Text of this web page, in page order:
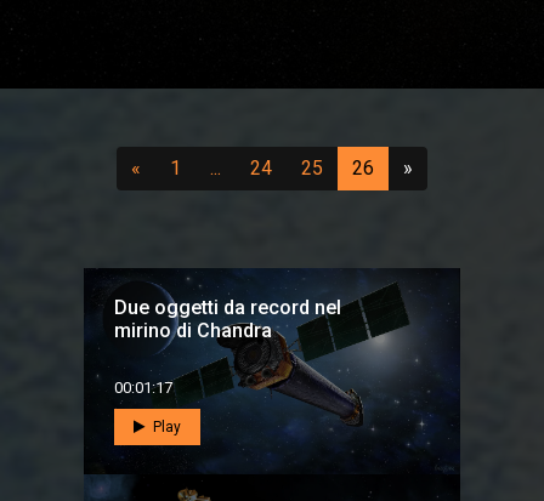
«Precedente
1 (vai a pagina 1)
... 24(vai a pagina 24)
25(vai a pagina 25)
26(attuale)
»Successivo
Due oggetti da record nel
mirino di Chandra
00:01:17
Play